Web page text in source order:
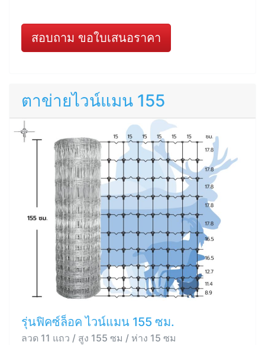
สอบถาม ขอใบเสนอราคา
ตาข่ายไวน์แมน 155
รุ่นฟิคซ์ล็อค ไวน์แมน 155 ซม.
ลวด 11 แถว / สูง 155 ซม / ห่าง 15 ซม